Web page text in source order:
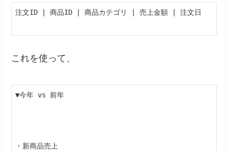
注文ID | 商品ID | 商品カテゴリ | 売上金額 | 注文日
これを使って、
▼今年 vs 前年
・新商品売上